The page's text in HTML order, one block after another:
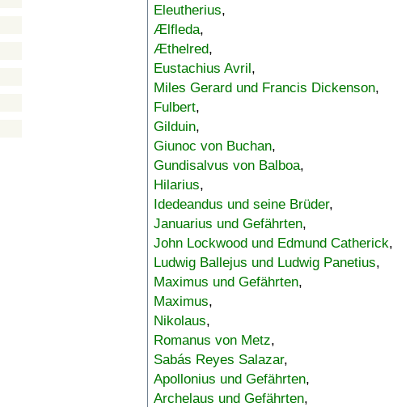
Eleutherius,
Ælfleda,
Æthelred,
Eustachius Avril,
Miles Gerard und Francis Dickenson,
Fulbert,
Gilduin,
Giunoc von Buchan,
Gundisalvus von Balboa,
Hilarius,
Idedeandus und seine Brüder,
Januarius und Gefährten,
John Lockwood und Edmund Catherick,
Ludwig Ballejus und Ludwig Panetius,
Maximus und Gefährten,
Maximus,
Nikolaus,
Romanus von Metz,
Sabás Reyes Salazar,
Apollonius und Gefährten,
Archelaus und Gefährten,